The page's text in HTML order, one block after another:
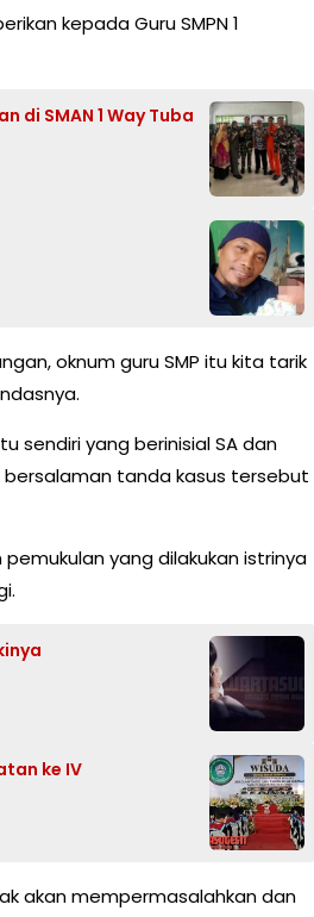
kepada Guru SMPN 1
di SMAN 1 Way Tuba
oknum guru SMP itu kita tarik
sendiri yang berinisial SA dan
bersalaman tanda kasus tersebut
yang dilakukan istrinya
ke IV
akan mempermasalahkan dan